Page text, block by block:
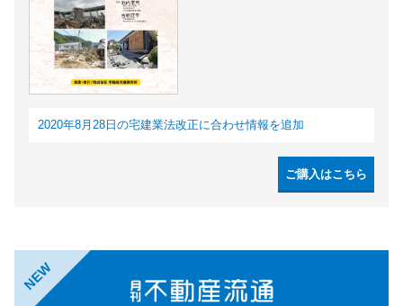
2020年8月28日の宅建業法改正に合わせ情報を追加
ご購入はこちら
NEW